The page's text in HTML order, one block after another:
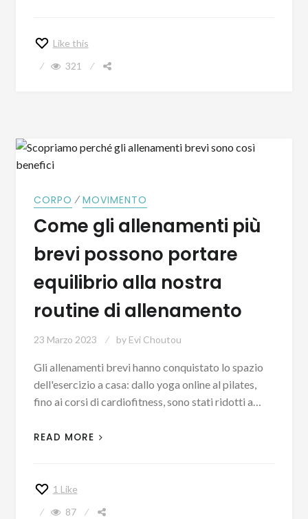
Like this
321
CORPO ⁄ MOVIMENTO
Come gli allenamenti più
brevi possono portare
equilibrio alla nostra
routine di allenamento
23 Marzo 2023 by Evi Choutou
Gli allenamenti brevi hanno conquistato lo spazio
dell'esercizio a casa: dallo yoga online al pilates,
fino ai corsi di cardiofitness, sono stati ridotti a…
READ MORE
1 Like
87